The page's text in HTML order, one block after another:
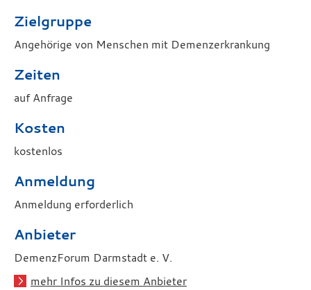
Zielgruppe
Angehörige von Menschen mit Demenzerkrankung
Zeiten
auf Anfrage
Kosten
kostenlos
Anmeldung
Anmeldung erforderlich
Anbieter
DemenzForum Darmstadt e. V.
mehr Infos zu diesem Anbieter